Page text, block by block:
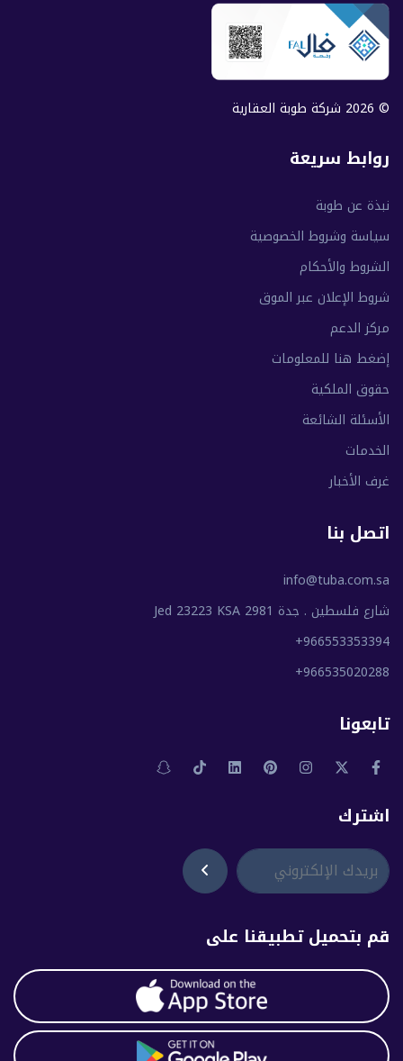
© 2026 شركة طوبة العقارية
روابط سريعة
نبذة عن طوبة
سياسة وشروط الخصوصية
الشروط والأحكام
شروط الإعلان عبر الموق
مركز الدعم
إضغط هنا للمعلومات
حقوق الملكية
الأسئلة الشائعة
الخدمات
غرف الأخبار
اتصل بنا
info@tuba.com.sa
شارع فلسطين . جدة 2981 Jed 23223 KSA
+966553353394
+966535020288
تابعونا
اشترك
قم بتحميل تطبيقنا على